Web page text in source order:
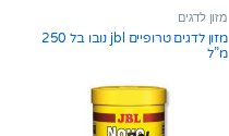
מזון לדגים
מזון לדגים טרופיים jbl נובו בל 250
מ”ל